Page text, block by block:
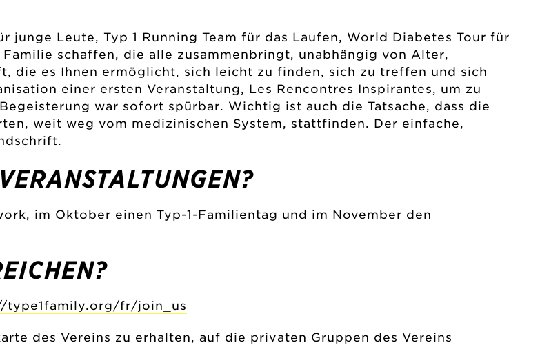
junge Leute, Typ 1 Running Team für das Laufen, World Diabetes Tour für
schaffen, die alle zusammenbringt, unabhängig von Alter,
die es Ihnen ermöglicht, sich leicht zu finden, sich zu treffen und sich
einer ersten Veranstaltung, Les Rencontres Inspirantes, um zu
war sofort spürbar. Wichtig ist auch die Tatsache, dass die
weit weg vom medizinischen System, stattfinden. Der einfache,
im Oktober einen Typ-1-Familientag und im November den
type1family.org/fr/join_us
des Vereins zu erhalten, auf die privaten Gruppen des Vereins